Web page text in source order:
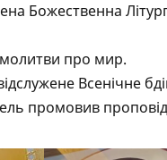
Божественна
молитви про мир.
Всенічне
промовив